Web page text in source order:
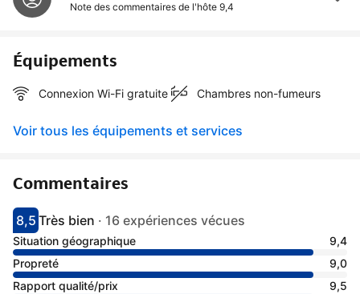
Note des commentaires de l'hôte 9,4
Équipements
Connexion Wi-Fi gratuite Chambres non-fumeurs
Voir tous les équipements et services
Commentaires
Avec une note de 8.5
8,5
très bienTrès bien · 16 expériences vécues
Situation géographique
9,4
Propreté
9,0
Rapport qualité/prix
9,5